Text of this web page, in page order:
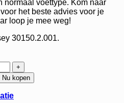
normaal voettype. Kom naar
het beste advies voor je
loop je mee weg!
30150.2.001.
Nu kopen